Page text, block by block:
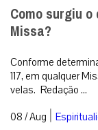
Como surgiu
Missa?
Conforme
117, em qualquer
velas. Redação ...
08 / Aug |